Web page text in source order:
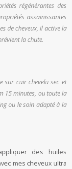
régénérantes des
assainissantes
de cheveux, il active la
la chute.
sur cuir chevelu sec et
15 minutes, ou toute la
ou le soin adapté à la
des huiles
mes cheveux ultra